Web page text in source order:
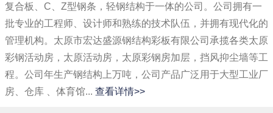
复合板、C、Z型钢条，轻钢结构于一体的公司。公司拥有一
批专业的工程师、设计师和熟练的技术队伍，并拥有现代化的
管理机构。太原市宏达盛源钢结构彩板有限公司承揽各类太原
彩钢活动房，太原活动房，太原彩钢房加层，挡风抑尘墙等工
程。公司年生产钢结构上万吨，公司产品广泛用于大型工业厂
房、仓库 、体育馆... 查看详情>>